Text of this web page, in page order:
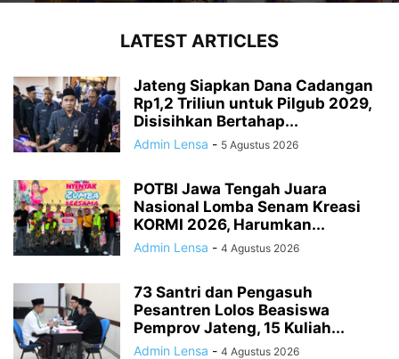
LATEST ARTICLES
Jateng Siapkan Dana Cadangan
Rp1,2 Triliun untuk Pilgub 2029,
Disisihkan Bertahap...
Admin Lensa - 5 Agustus 2026
POTBI Jawa Tengah Juara
Nasional Lomba Senam Kreasi
KORMI 2026, Harumkan...
Admin Lensa - 4 Agustus 2026
73 Santri dan Pengasuh
Pesantren Lolos Beasiswa
Pemprov Jateng, 15 Kuliah...
Admin Lensa - 4 Agustus 2026